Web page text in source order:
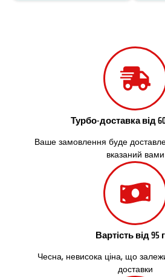
Турбо-доставка від
Ваше замовлення буде
вказаний вами
Вартість від 95
Чесна, невисока ціна, що
доставки
Слобожанське
Софіївська Борщагівка
Суми